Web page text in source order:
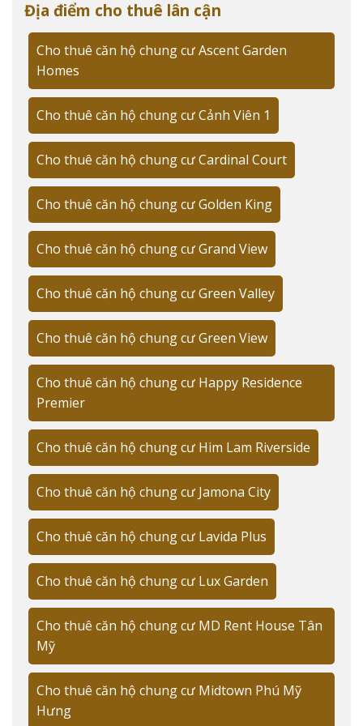
Lộc Phát đã phát triển thành công hơn 15 dự án bất
động sản cao cấp trong 10 năm qua. Với kinh nghiệm
phong phú trong lĩnh vực phát triển căn hộ cao cấp,
chủ đầu tư cam kết mang đến không gian sống đẳng
cấp tại The Peak Garden.
"Là người trực tiếp tham gia tư vấn nhiều giao dịch tại
The Peak Garden, tôi đánh giá cao uy tín và năng lực
của Hưng Lộc Phát trong việc phát triển và vận hành
dự án" - Trương Tài Năng chia sẻ.
Quy mô 1.097 căn hộ với đa dạng diện tích
Dự án cung cấp đa dạng loại hình căn hộ:
LOẠI CĂN HỘ DIỆN TÍCH
SỐ LƯỢNG CĂN
1 Phòng ngủ
350 căn
2 Phòng ngủ
450 căn
3 Phòng ngủ
85-100m² 297 căn
Pháp lý minh bạch với sổ hồng từng căn
The Peak Garden sở hữu pháp lý hoàn chỉnh với sổ
hồng riêng từng căn, đảm bảo quyền lợi cho người
thuê. Mọi thủ tục cho thuê đều được thực hiện minh
bạch và đúng quy định pháp luật.
Tiếp theo, hãy cùng tìm hiểu về vị trí đắc địa của The
Peak Garden và hệ thống tiện ích xung quanh.
VỊ TRÍ CHIẾN LƯỢC CỦA THE PEAK
GARDEN
Cho thuê căn hộ The Peak Garden sở hữu vị trívàng
đường Nguyễn Lương Bằng nối dài, kết nối thuận tiện
Địa điểm cho thuê lân cận
Cho thuê căn hộ chung cư Ascent Garden
Homes
Cho thuê căn hộ chung cư Cảnh Viên 1
Cho thuê căn hộ chung cư Cardinal Court
Cho thuê căn hộ chung cư Golden King
Cho thuê căn hộ chung cư Grand View
Cho thuê căn hộ chung cư Green Valley
Cho thuê căn hộ chung cư Green View
Cho thuê căn hộ chung cư Happy Residence
Premier
Cho thuê căn hộ chung cư Him Lam Riverside
Cho thuê căn hộ chung cư Jamona City
Cho thuê căn hộ chung cư Lavida Plus
Cho thuê căn hộ chung cư Lux Garden
Cho thuê căn hộ chung cư MD Rent House Tân
Mỹ
Cho thuê căn hộ chung cư Midtown Phú Mỹ
Hưng